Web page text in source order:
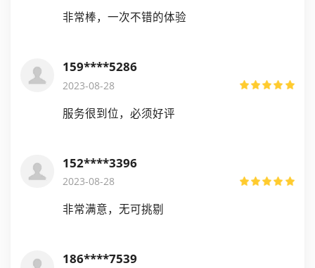
非常棒，一次不错的体验
159****5286
2023-08-28
服务很到位，必须好评
152****3396
2023-08-28
非常满意，无可挑剔
186****7539